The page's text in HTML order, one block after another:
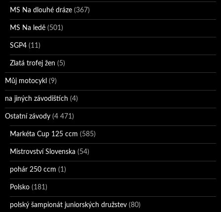
MS Na dlouhé dráze (367)
MS Na ledě (501)
SGP4 (11)
Zlatá trofej žen (5)
Můj motocykl (9)
na jiných závodištích (4)
Ostatní závody (4 471)
Markéta Cup 125 ccm (585)
Mistrovství Slovenska (54)
pohár 250 ccm (1)
Polsko (181)
polský šampionát juniorských družstev (80)